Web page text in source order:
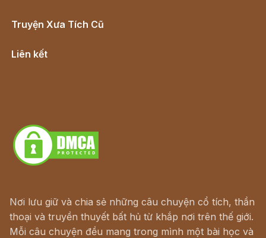
Truyện Xưa Tích Cũ
Liên kết
Nơi lưu giữ và chia sẻ những câu chuyện cổ tích, thần
thoại và truyền thuyết bất hủ từ khắp nơi trên thế giới.
Mỗi câu chuyện đều mang trong mình một bài học và